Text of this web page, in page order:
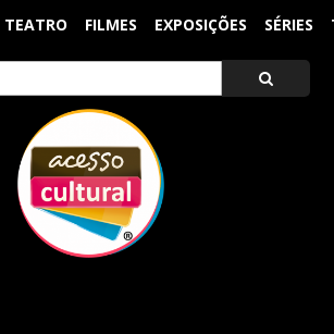
TEATRO FILMES EXPOSIÇÕES SÉRIES